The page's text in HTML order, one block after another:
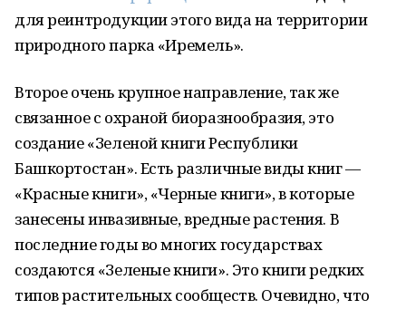
для реинтродукции этого вида на территории
природного парка «Иремель».
Второе очень крупное направление, так же
связанное с охраной биоразнообразия, это
создание «Зеленой книги Республики
Башкортостан». Есть различные виды книг —
«Красные книги», «Черные книги», в которые
занесены инвазивные, вредные растения. В
последние годы во многих государствах
создаются «Зеленые книги». Это книги редких
типов растительных сообществ. Очевидно, что